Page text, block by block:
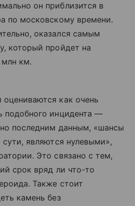
он приблизится в
по московскому времени.
оказался самым
который пройдет на
млн км.
оцениваются как очень
подобного инцидента —
последним данным, «шансы
сути, являются нулевыми»,
Это связано с тем,
срок вряд ли что-то
Также стоит
камень без